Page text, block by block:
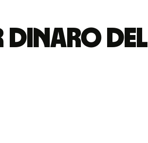
dinaro del